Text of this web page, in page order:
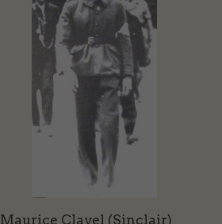
Maurice Clavel (Sinclair)